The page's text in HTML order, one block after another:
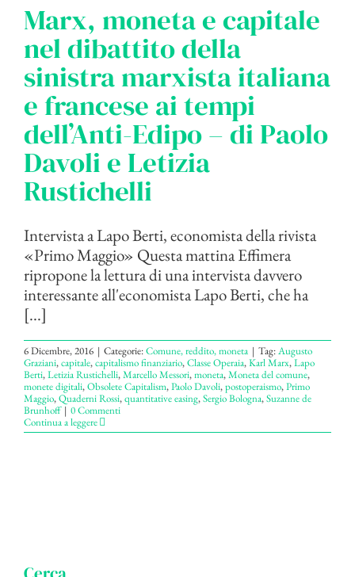
Marx, moneta e capitale
nel dibattito della
sinistra marxista italiana
e francese ai tempi
dell’Anti-Edipo – di Paolo
Davoli e Letizia
Rustichelli
Intervista a Lapo Berti, economista della rivista
«Primo Maggio» Questa mattina Effimera
ripropone la lettura di una intervista davvero
interessante all'economista Lapo Berti, che ha
[...]
6 Dicembre, 2016 | Categorie:Comune, reddito, moneta | Tag:Augusto
Graziani,capitale,capitalismo finanziario,Classe Operaia,Karl Marx,Lapo
Berti,Letizia Rustichelli,Marcello Messori,moneta,Moneta del comune,
monete digitali,Obsolete Capitalism,Paolo Davoli,postoperaismo,Primo
Maggio,Quaderni Rossi,quantitative easing,Sergio Bologna,Suzanne de
Brunhoff | 0 Commenti
Continua a leggere